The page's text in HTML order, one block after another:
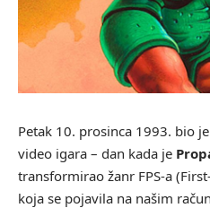
Petak 10. prosinca 1993. bio
video igara – dan kada je
transformirao žanr FPS-a
koja se pojavila na našim